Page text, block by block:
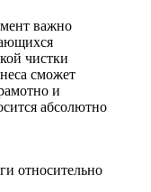
важно
чистки
сможет
и
абсолютно
относительно